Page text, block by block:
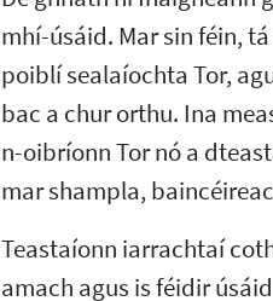
mhí-úsáid. Mar sin féin,
poiblí sealaíochta Tor,
bac a chur orthu. Ina
n-oibríonn Tor nó a
mar shampla,
Teastaíonn iarrachtaí
amach agus is féidir